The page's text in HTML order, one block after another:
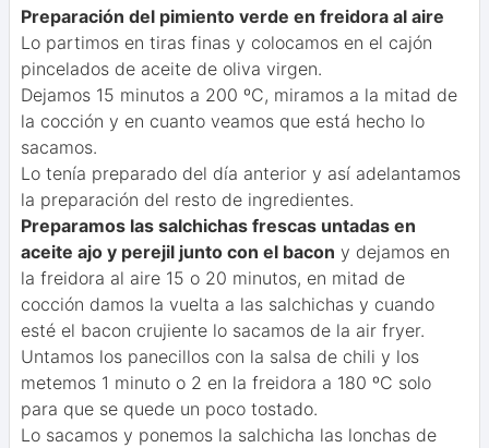
Preparación del pimiento verde en freidora al aire
Lo partimos en tiras finas y colocamos en el cajón
pincelados de aceite de oliva virgen.
Dejamos 15 minutos a 200 ºC, miramos a la mitad de
la cocción y en cuanto veamos que está hecho lo
sacamos.
Lo tenía preparado del día anterior y así adelantamos
la preparación del resto de ingredientes.
Preparamos las salchichas frescas untadas en
aceite ajo y perejil junto con el bacon y dejamos en
la freidora al aire 15 o 20 minutos, en mitad de
cocción damos la vuelta a las salchichas y cuando
esté el bacon crujiente lo sacamos de la air fryer.
Untamos los panecillos con la salsa de chili y los
metemos 1 minuto o 2 en la freidora a 180 ºC solo
para que se quede un poco tostado.
Lo sacamos y ponemos la salchicha las lonchas de